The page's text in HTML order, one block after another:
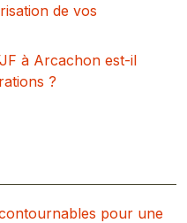
de vos
à Arcachon est-il
?
pour une